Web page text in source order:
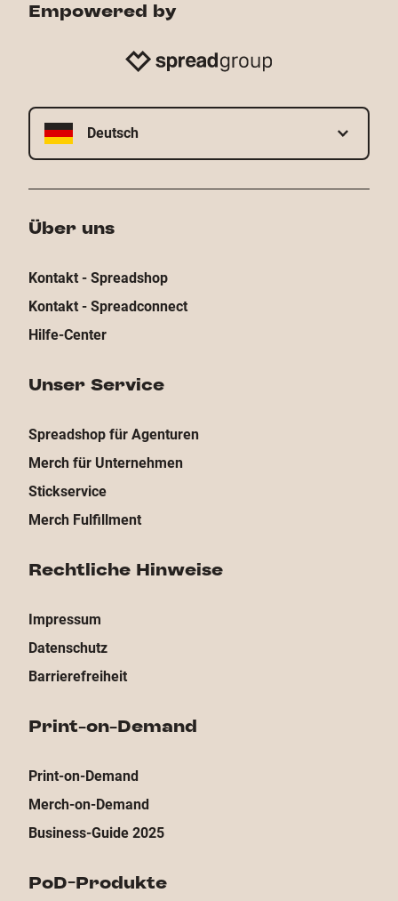
Empowered by
Deutsch
Über uns
Kontakt - Spreadshop
Kontakt - Spreadconnect
Hilfe-Center
Unser Service
Spreadshop für Agenturen
Merch für Unternehmen
Stickservice
Merch Fulfillment
Rechtliche Hinweise
Impressum
Datenschutz
Barrierefreiheit
Print-on-Demand
Print-on-Demand
Merch-on-Demand
Business-Guide 2025
PoD-Produkte